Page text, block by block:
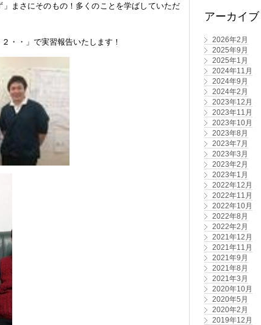
まさにそのもの！多くのことを学ばしていただ
・・」で実習報告いたします！
アーカイブ
2026年2月
2025年9月
2025年1月
2024年11月
2024年9月
2024年2月
2023年12月
2023年11月
2023年10月
2023年8月
2023年7月
2023年3月
2023年2月
2023年1月
2022年12月
2022年11月
2022年10月
2022年8月
2022年2月
2021年12月
2021年11月
2021年9月
2021年8月
2021年3月
2020年10月
2020年5月
2020年2月
2019年12月